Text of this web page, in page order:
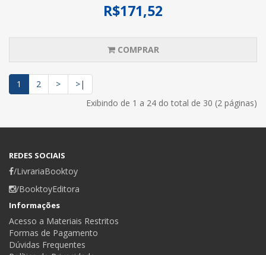
R$171,52
COMPRAR
1 2 >
>|
Exibindo de 1 a 24 do total de 30 (2 páginas)
REDES SOCIAIS
/LivrariaBooktoy
/BooktoyEditora
Informações
Acesso a Materiais Restritos
Formas de Pagamento
Dúvidas Frequentes